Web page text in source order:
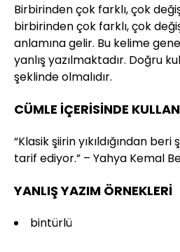
Birbirinden çok farklı, çok
birbirinden çok farklı, çok
anlamına gelir. Bu kelime
yanlış yazılmaktadır. Doğru
şeklinde olmalıdır.
CÜMLE İÇERİSİNDE
“Klasik şiirin yıkıldığından
tarif ediyor.” – Yahya Kemal
YANLIŞ YAZIM ÖRNEKLERİ
bintürlü